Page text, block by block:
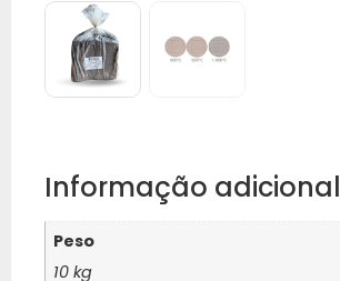
Informação adicional
Peso
10 kg